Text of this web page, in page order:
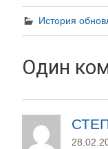
История
Один